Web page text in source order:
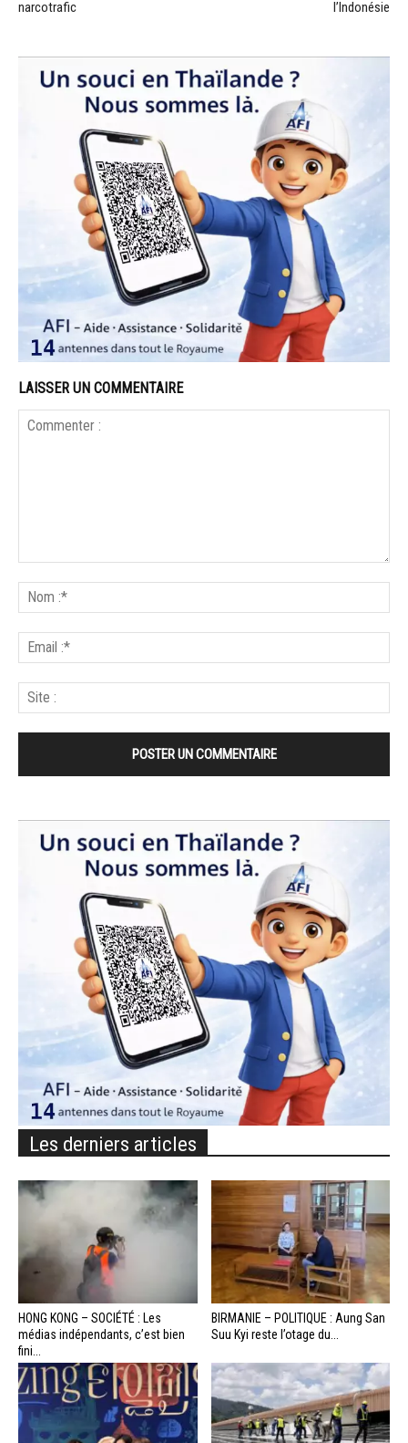
narcotrafic l’Indonésie
LAISSER UN COMMENTAIRE
Les derniers articles
HONG KONG – SOCIÉTÉ : Les
médias indépendants, c’est bien
fini...
BIRMANIE – POLITIQUE : Aung San
Suu Kyi reste l’otage du...